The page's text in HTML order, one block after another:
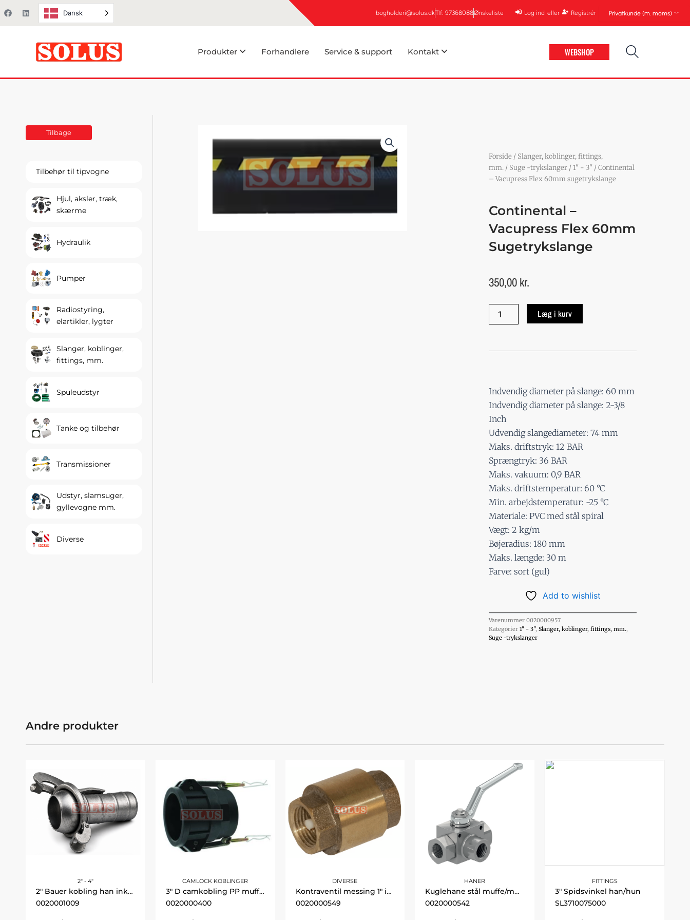
til
F
a
L
i Dansk bogholderi@solus.dkTlf: 97368088Ønskeliste Log ind eller Registrér Privatkunde (m. moms) ﹀
Produkter Forhandlere Service & support Kontakt WEBSHOP
Tilbage
Tilbehør til tipvogne
Hjul, aksler, træk,
skærme
Hydraulik
Pumper
Radiostyring,
elartikler, lygter
Slanger, koblinger,
fittings, mm.
Spuleudstyr
Tanke og tilbehør
Transmissioner
Udstyr, slamsuger,
gyllevogne mm.
Diverse
Forside/ Slanger, koblinger, fittings,
mm./ Suge -trykslanger/1" - 3" / Continental
– Vacupress Flex 60mm sugetrykslange
Continental –
Vacupress Flex 60mm
Sugetrykslange
350,00kr.
60mm
Læg i kurv
Indvendig diameter på slange: 60 mm
Indvendig diameter på slange: 2-3/8
Inch
Udvendig slangediameter: 74 mm
Maks. driftstryk: 12 BAR
Sprængtryk: 36 BAR
Maks. vakuum: 0,9 BAR
Maks. driftstemperatur: 60 °C
Min. arbejdstemperatur: -25 °C
Materiale: PVC med stål spiral
Vægt: 2 kg/m
Bøjeradius: 180 mm
Maks. længde: 30 m
Farve: sort (gul)
Add to wishlist
Varenummer 0020000957
Kategorier 1" - 3", Slanger, koblinger, fittings, mm.,
Suge -trykslanger
Andre produkter
2" - 4"
2" Bauer kobling han inkl. lukkebeslag, slangeende ø50 DN 50
0020001009
CAMLOCK KOBLINGER
3" D camkobling PP muffe hun Camlock
0020000400
DIVERSE
Kontraventil messing 1" indv. RG
0020000549
HANER
Kuglehane stål muffe/muffe/muffe BSP 1-1/2"
0020000542
FITTINGS
3" Spidsvinkel han/hun
SL3710075000